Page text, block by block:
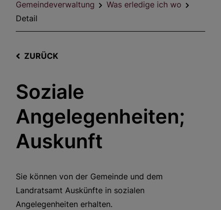
Gemeindeverwaltung
Was erledige ich wo
Detail
ZURÜCK
Soziale
Angelegenheiten;
Auskunft
Sie können von der Gemeinde und dem
Landratsamt Auskünfte in sozialen
Angelegenheiten erhalten.